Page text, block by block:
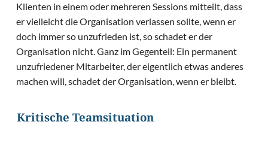
Klienten in einem oder mehreren Sessions mitteilt, dass
er vielleicht die Organisation verlassen sollte, wenn er
doch immer so unzufrieden ist, so schadet er der
Organisation nicht. Ganz im Gegenteil: Ein permanent
unzufriedener Mitarbeiter, der eigentlich etwas anderes
machen will, schadet der Organisation, wenn er bleibt.
Kritische Teamsituation